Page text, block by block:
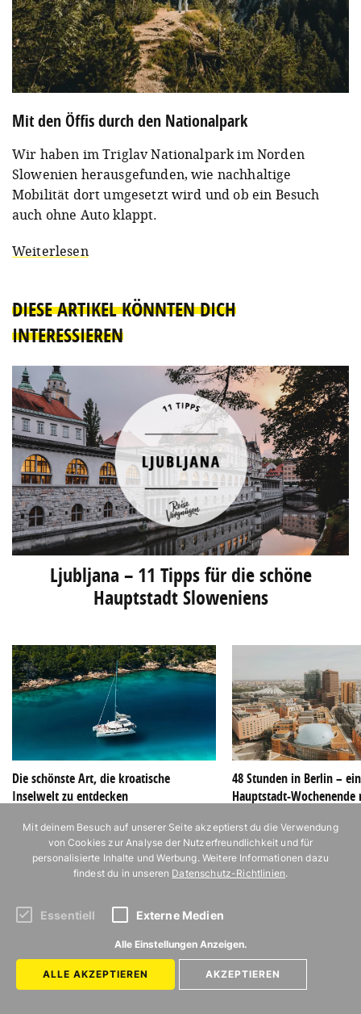
Mit den Öffis durch den Nationalpark
Wir haben im Triglav Nationalpark im Norden
Slowenien herausgefunden, wie nachhaltige
Mobilität dort umgesetzt wird und ob ein Besuch
auch ohne Auto klappt.
Weiterlesen
DIESE ARTIKEL KÖNNTEN DICH
INTERESSIEREN
Ljubljana – 11 Tipps für die schöne
Hauptstadt Sloweniens
Die schönste Art, die kroatische
Inselwelt zu entdecken
48 Stunden in Berlin –
Hauptstadt-
Mit deinem Besuch auf unserer Seite akzeptierst du die Verwendung
von Cookies zur Analyse der Nutzerfreundlichkeit und für
personalisierte Inhalte und Werbung. Weitere Informationen dazu
findest du in unseren Datenschutz-Richtlinien.
Essentiell Externe Medien
Alle Einstellungen Anzeigen.
ALLE AKZEPTIEREN AKZEPTIEREN